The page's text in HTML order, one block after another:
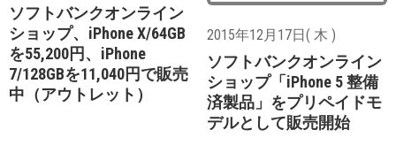
ソフトバンクオンライン
ショップ、iPhone X/64GB
を55,200円、iPhone
7/128GBを11,040円で販売
中（アウトレット）
2015年12月17日( 木 )
ソフトバンクオンライン
ショップ「iPhone 5 整備
済製品」をプリペイドモ
デルとして販売開始